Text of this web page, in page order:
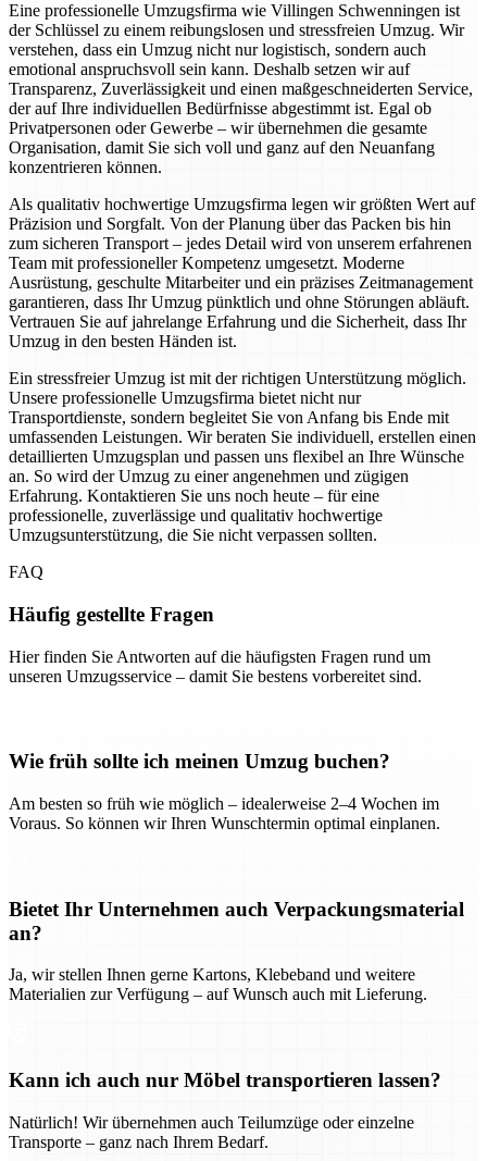
Eine professionelle Umzugsfirma wie Villingen Schwenningen ist
der Schlüssel zu einem reibungslosen und stressfreien Umzug. Wir
verstehen, dass ein Umzug nicht nur logistisch, sondern auch
emotional anspruchsvoll sein kann. Deshalb setzen wir auf
Transparenz, Zuverlässigkeit und einen maßgeschneiderten Service,
der auf Ihre individuellen Bedürfnisse abgestimmt ist. Egal ob
Privatpersonen oder Gewerbe – wir übernehmen die gesamte
Organisation, damit Sie sich voll und ganz auf den Neuanfang
konzentrieren können.
Als qualitativ hochwertige Umzugsfirma legen wir größten Wert auf
Präzision und Sorgfalt. Von der Planung über das Packen bis hin
zum sicheren Transport – jedes Detail wird von unserem erfahrenen
Team mit professioneller Kompetenz umgesetzt. Moderne
Ausrüstung, geschulte Mitarbeiter und ein präzises Zeitmanagement
garantieren, dass Ihr Umzug pünktlich und ohne Störungen abläuft.
Vertrauen Sie auf jahrelange Erfahrung und die Sicherheit, dass Ihr
Umzug in den besten Händen ist.
Ein stressfreier Umzug ist mit der richtigen Unterstützung möglich.
Unsere professionelle Umzugsfirma bietet nicht nur
Transportdienste, sondern begleitet Sie von Anfang bis Ende mit
umfassenden Leistungen. Wir beraten Sie individuell, erstellen einen
detaillierten Umzugsplan und passen uns flexibel an Ihre Wünsche
an. So wird der Umzug zu einer angenehmen und zügigen
Erfahrung. Kontaktieren Sie uns noch heute – für eine
professionelle, zuverlässige und qualitativ hochwertige
Umzugsunterstützung, die Sie nicht verpassen sollten.
FAQ
Häufig gestellte Fragen
Hier finden Sie Antworten auf die häufigsten Fragen rund um
unseren Umzugsservice – damit Sie bestens vorbereitet sind.
Wie früh sollte ich meinen Umzug buchen?
Am besten so früh wie möglich – idealerweise 2–4 Wochen im
Voraus. So können wir Ihren Wunschtermin optimal einplanen.
Bietet Ihr Unternehmen auch Verpackungsmaterial
an?
Ja, wir stellen Ihnen gerne Kartons, Klebeband und weitere
Materialien zur Verfügung – auf Wunsch auch mit Lieferung.
Kann ich auch nur Möbel transportieren lassen?
Natürlich! Wir übernehmen auch Teilumzüge oder einzelne
Transporte – ganz nach Ihrem Bedarf.